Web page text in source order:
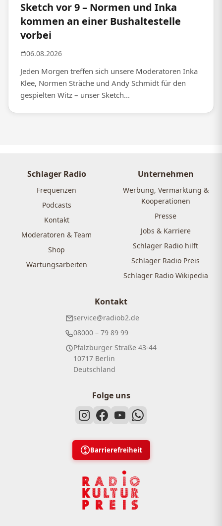
Sketch vor 9 – Normen und Inka
kommen an einer Bushaltestelle
vorbei
06.08.2026
Jeden Morgen treffen sich unsere Moderatoren Inka
Klee, Normen Sträche und Andy Schmidt für den
gespielten Witz – unser Sketch...
Schlager Radio
Frequenzen
Podcasts
Kontakt
Moderatoren & Team
Shop
Wartungsarbeiten
Unternehmen
Werbung, Vermarktung &
Kooperationen
Presse
Jobs & Karriere
Schlager Radio hilft
Schlager Radio Preis
Schlager Radio Wikipedia
Kontakt
service@radiob2.de
08000 – 79 89 99
Pfalzburger Straße 43-44
10717 Berlin
Deutschland
Folge uns
Barrierefreiheit